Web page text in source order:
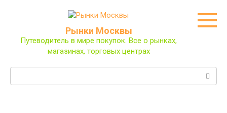
Рынки Москвы
Путеводитель в мире покупок. Все о рынках,
магазинах, торговых центрах